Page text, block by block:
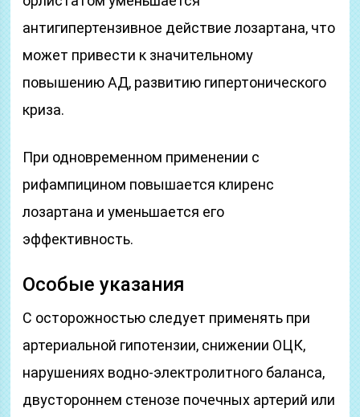
антигипертензивное действие лозартана, что
может привести к значительному
повышению АД, развитию гипертонического
криза.
При одновременном применении с
рифампицином повышается клиренс
лозартана и уменьшается его
эффективность.
Особые указания
С осторожностью следует применять при
артериальной гипотензии, снижении ОЦК,
нарушениях водно-электролитного баланса,
двустороннем стенозе почечных артерий или